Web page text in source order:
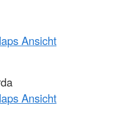
Ansicht
Ansicht